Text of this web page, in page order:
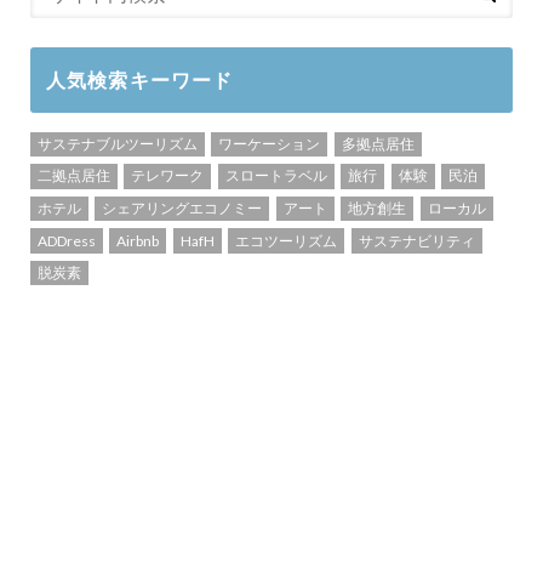
人気検索キーワード
サステナブルツーリズム ワーケーション
多拠点居住
二拠点居住
テレワーク スロートラベル 旅行 体験
民泊
ホテル
シェアリングエコノミー アート 地方創生
ローカル
ADDress
Airbnb HafH エコツーリズム
サステナビリティ
脱炭素